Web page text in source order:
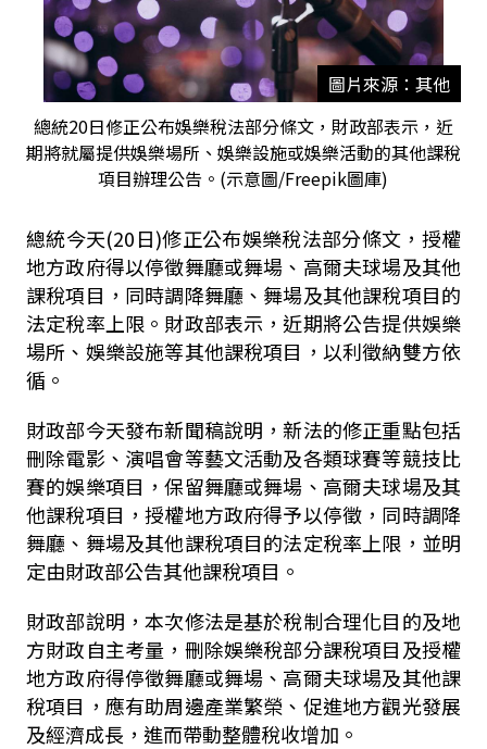
圖片來源：其他
總統20日修正公布娛樂稅法部分條文，財政部表示，近
期將就屬提供娛樂場所、娛樂設施或娛樂活動的其他課稅
項目辦理公告。(示意圖/Freepik圖庫)
總統今天(20日)修正公布娛樂稅法部分條文，授權
地方政府得以停徵舞廳或舞場、高爾夫球場及其他
課稅項目，同時調降舞廳、舞場及其他課稅項目的
法定稅率上限。財政部表示，近期將公告提供娛樂
場所、娛樂設施等其他課稅項目，以利徵納雙方依
循。
財政部今天發布新聞稿說明，新法的修正重點包括
刪除電影、演唱會等藝文活動及各類球賽等競技比
賽的娛樂項目，保留舞廳或舞場、高爾夫球場及其
他課稅項目，授權地方政府得予以停徵，同時調降
舞廳、舞場及其他課稅項目的法定稅率上限，並明
定由財政部公告其他課稅項目。
財政部說明，本次修法是基於稅制合理化目的及地
方財政自主考量，刪除娛樂稅部分課稅項目及授權
地方政府得停徵舞廳或舞場、高爾夫球場及其他課
稅項目，應有助周邊產業繁榮、促進地方觀光發展
及經濟成長，進而帶動整體稅收增加。